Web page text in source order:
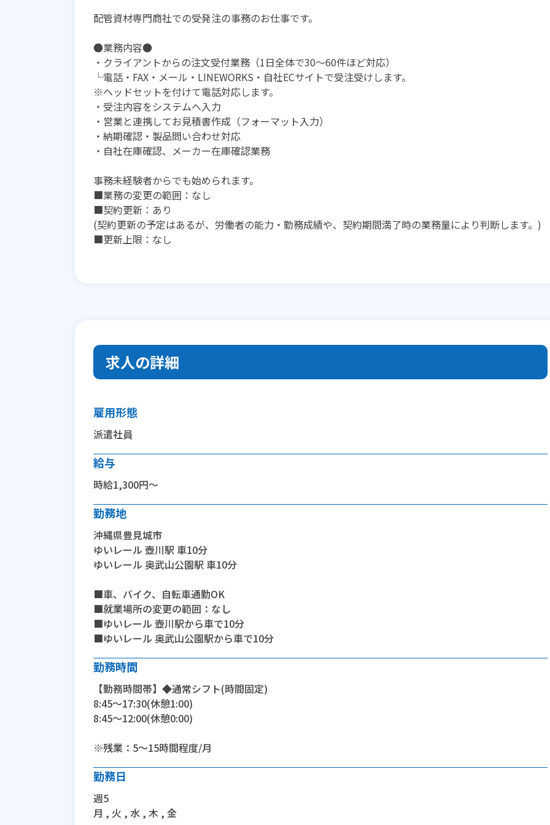
配管資材専門商社での受発注の事務のお仕事です。
●業務内容●
・クライアントからの注文受付業務（1日全体で30～60件ほど対応）
└電話・FAX・メール・LINEWORKS・自社ECサイトで受注受けします。
※ヘッドセットを付けて電話対応します。
・受注内容をシステムへ入力
・営業と連携してお見積書作成（フォーマット入力）
・納期確認・製品問い合わせ対応
・自社在庫確認、メーカー在庫確認業務
事務未経験者からでも始められます。
■業務の変更の範囲：なし
■契約更新：あり
(契約更新の予定はあるが、労働者の能力・勤務成績や、契約期間満了時の業務量により判断します。)
■更新上限：なし
求人の詳細
雇用形態
派遣社員
給与
時給1,300円～
勤務地
沖縄県豊見城市
ゆいレール 壺川駅 車10分
ゆいレール 奥武山公園駅 車10分
■車、バイク、自転車通勤OK
■就業場所の変更の範囲：なし
■ゆいレール 壺川駅から車で10分
■ゆいレール 奥武山公園駅から車で10分
勤務時間
【勤務時間帯】◆通常シフト(時間固定)
8:45〜17:30(休憩1:00)
8:45〜12:00(休憩0:00)
※残業：5〜15時間程度/月
勤務日
週5
月 , 火 , 水 , 木 , 金